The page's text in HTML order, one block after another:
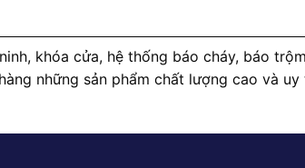
khóa cửa, hệ thống báo cháy, báo
những sản phẩm chất lượng cao và uy